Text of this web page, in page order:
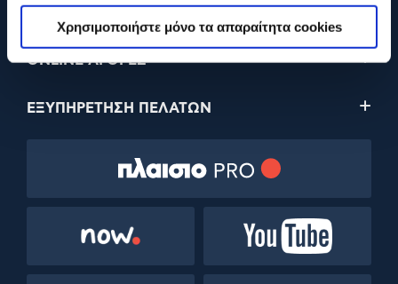
Χρησιμοποιήστε μόνο τα απαραίτητα cookies
ONLINE ΑΓΟΡΕΣ
ΕΞΥΠΗΡΕΤΗΣΗ ΠΕΛΑΤΩΝ